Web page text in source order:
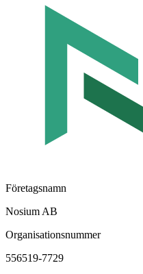
Företagsnamn
Nosium AB
Organisationsnummer
556519-7729